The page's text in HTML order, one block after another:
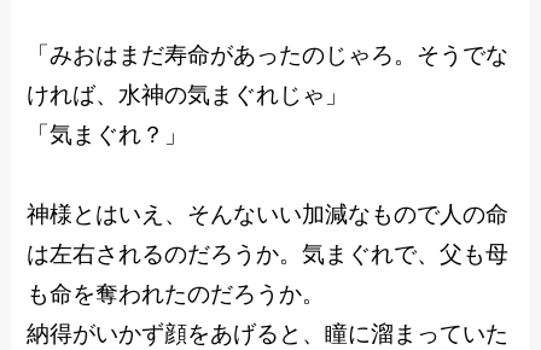
「みおはまだ寿命があったのじゃろ。そうでな
ければ、水神の気まぐれじゃ」
「気まぐれ？」
神様とはいえ、そんないい加減なもので人の命
は左右されるのだろうか。気まぐれで、父も母
も命を奪われたのだろうか。
納得がいかず顔をあげると、瞳に溜まっていた